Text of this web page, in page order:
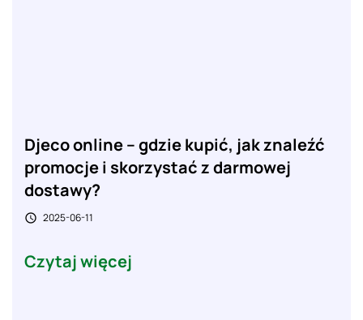
Djeco online – gdzie kupić, jak znaleźć
promocje i skorzystać z darmowej
dostawy?
 2025-06-11
Czytaj więcej